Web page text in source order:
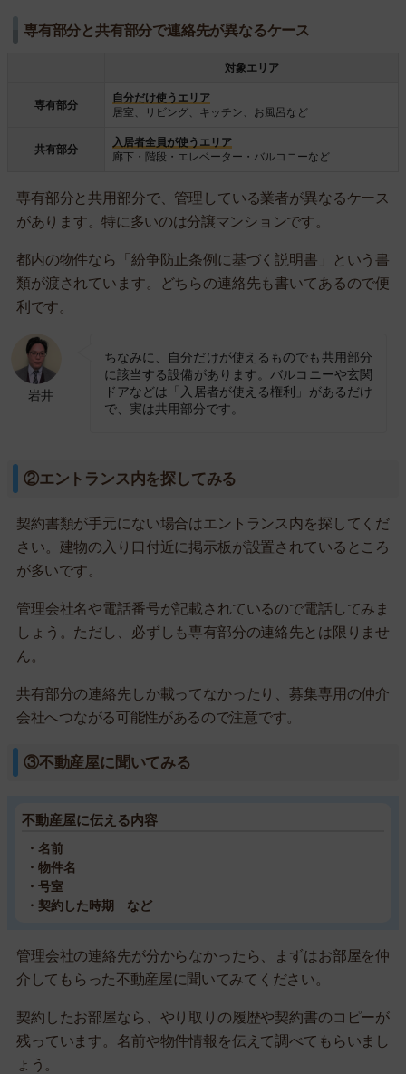
専有部分と共有部分で連絡先が異なるケース
対象エリア
専有部分
自分だけ使うエリア
居室、リビング、キッチン、お風呂など
共有部分
入居者全員が使うエリア
廊下・階段・エレベーター・バルコニーなど
専有部分と共用部分で、管理している業者が異なるケース
があります。特に多いのは分譲マンションです。
都内の物件なら「紛争防止条例に基づく説明書」という書
類が渡されています。どちらの連絡先も書いてあるので便
利です。
岩井
ちなみに、自分だけが使えるものでも共用部分
に該当する設備があります。バルコニーや玄関
ドアなどは「入居者が使える権利」があるだけ
で、実は共用部分です。
②エントランス内を探してみる
契約書類が手元にない場合はエントランス内を探してくだ
さい。建物の入り口付近に掲示板が設置されているところ
が多いです。
管理会社名や電話番号が記載されているので電話してみま
しょう。ただし、必ずしも専有部分の連絡先とは限りませ
ん。
共有部分の連絡先しか載ってなかったり、募集専用の仲介
会社へつながる可能性があるので注意です。
③不動産屋に聞いてみる
不動産屋に伝える内容
・名前
・物件名
・号室
・契約した時期 など
管理会社の連絡先が分からなかったら、まずはお部屋を仲
介してもらった不動産屋に聞いてみてください。
契約したお部屋なら、やり取りの履歴や契約書のコピーが
残っています。名前や物件情報を伝えて調べてもらいまし
ょう。